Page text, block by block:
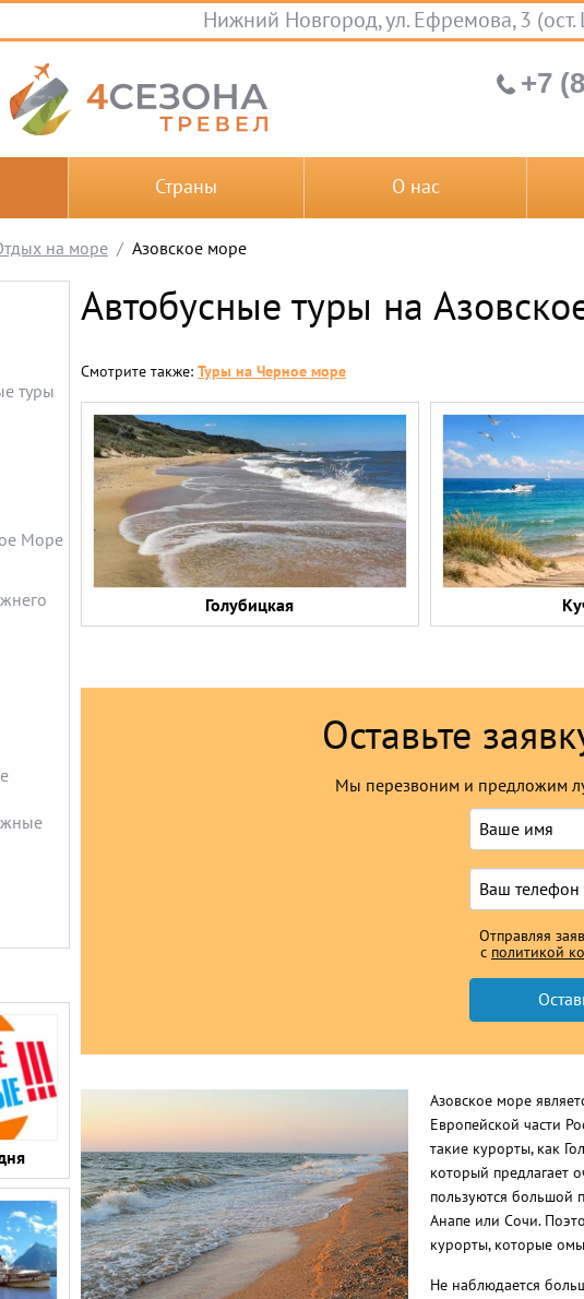
Нижний Новгород, ул. Ефремова, 3
Страны О нас
+7
на море Азовское море
туры
Море
Автобусные туры на
Смотрите также: Туры на Черное море
Голубицкая
Оставьте
Мы перезвоним и предложим
Отправляя
с политикой
Азовское море
Европейской части
такие курорты, как
который предлагает
пользуются большой
Анапе или Сочи.
курорты, которые
Не наблюдается